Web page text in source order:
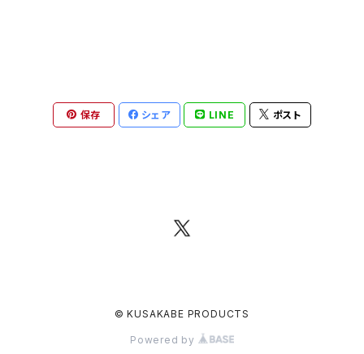
保存 シェア LINE ポスト
© KUSAKABE PRODUCTS
Powered by